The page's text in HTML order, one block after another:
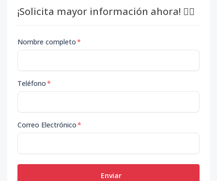
¡Solicita mayor información ahora! 👇🏽
Nombre completo*
Teléfono*
Correo Electrónico*
Enviar